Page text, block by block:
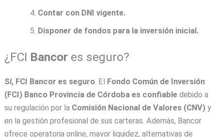
Contar con DNI vigente.
Disponer de fondos para la inversión inicial.
¿FCI Bancores seguro?
Sí, FCI Bancor es seguro. El
Fondo Común de Inversión
(FCI) Banco Provincia de Córdoba es confiable debido a
su regulación por la Comisión Nacional de Valores (CNV)y
en la gestión profesional de sus carteras. Además, Bancor
ofrece operatoria online, mayor liquidez, alternativas de